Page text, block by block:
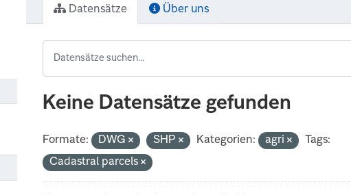
Datensätze Über uns
Keine Datensätze gefunden
Formate: DWG SHP Kategorien: agri
Tags:
Cadastral parcels